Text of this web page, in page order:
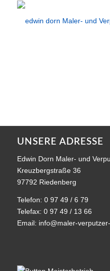
UNSERE ADRESSE
Edwin Dorn Maler- und
Kreuzbergstraße 36
97792 Riedenberg
Telefon: 0 97 49 / 6 79
Telefax: 0 97 49 / 13 66
Email: info@maler-